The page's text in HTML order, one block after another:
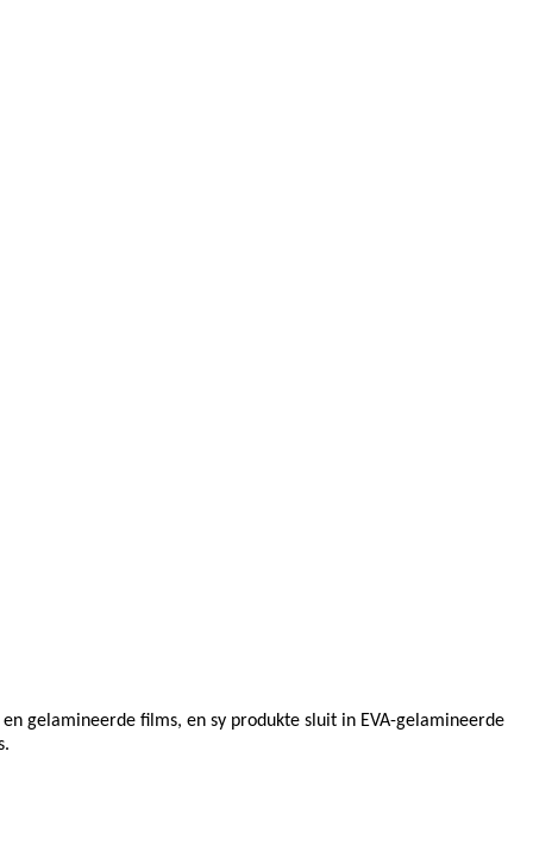
gelamineerde films, en sy produkte sluit in EVA-gelamineerde